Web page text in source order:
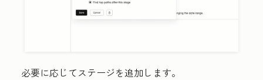
必要に応じてステージを追加します。